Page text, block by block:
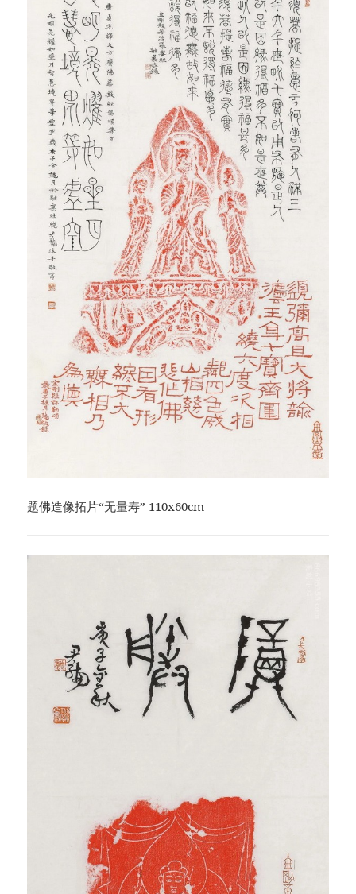
题佛造像拓片“无量寿” 110x60cm